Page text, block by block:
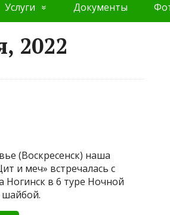
Услуги Документы
2022
(Воскресенск) наша
и меч» встречалась с
Ногинск в 6 туре Ночной
шайбой.